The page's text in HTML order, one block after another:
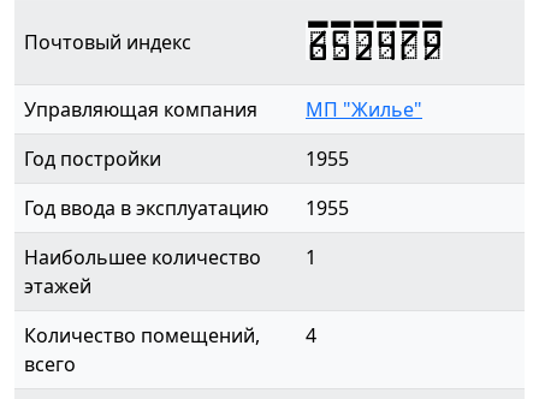
Почтовый индекс 652479
Управляющая компания
МП "Жилье"
Год постройки
1955
Год ввода в эксплуатацию
1955
Наибольшее количество
этажей
1
Количество помещений,
всего
4